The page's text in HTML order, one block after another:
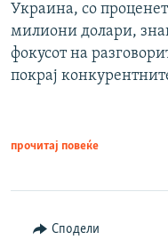
Украина, со
милиони долари,
фокусот на
покрај
прочитај повеќе
Сподели